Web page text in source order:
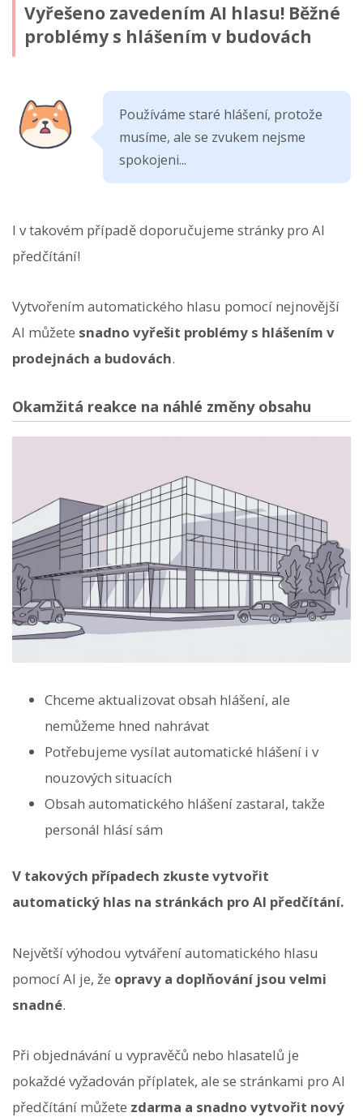
Vyřešeno zavedením AI hlasu! Běžné
problémy s hlášením v budovách
Používáme staré hlášení, protože
musíme, ale se zvukem nejsme
spokojeni...
I v takovém případě doporučujeme stránky pro AI
předčítání!
Vytvořením automatického hlasu pomocí nejnovější
AI můžete snadno vyřešit problémy s hlášením v
prodejnách a budovách.
Okamžitá reakce na náhlé změny obsahu
Chceme aktualizovat obsah hlášení, ale
nemůžeme hned nahrávat
Potřebujeme vysílat automatické hlášení i v
nouzových situacích
Obsah automatického hlášení zastaral, takže
personál hlásí sám
V takových případech zkuste vytvořit
automatický hlas na stránkách pro AI předčítání.
Největší výhodou vytváření automatického hlasu
pomocí AI je, že opravy a doplňování jsou velmi
snadné.
Při objednávání u vypravěčů nebo hlasatelů je
pokaždé vyžadován příplatek, ale se stránkami pro AI
předčítání můžete zdarma a snadno vytvořit nový